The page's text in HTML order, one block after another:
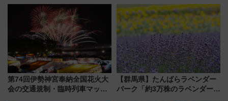
月7日限定 ソフトバンクホーク
スとコラボ
を食べ比べ【7月25日・26日開
催】
第74回伊勢神宮奉納全国花火大
会の交通規制・臨時列車マッ
【群馬県】たんばらラベンダー
パーク「約3万株のラベンダー」